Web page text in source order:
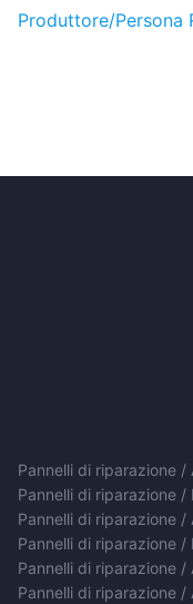
Produttore/Persona
Pannelli di riparazione /
Pannelli di riparazione /
Pannelli di riparazione /
Pannelli di riparazione /
Pannelli di riparazione /
Pannelli di riparazione /